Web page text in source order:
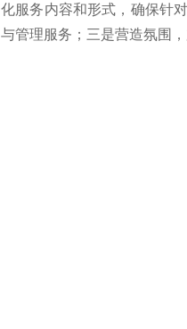
化服务内容和形式，确保针
与管理服务；三是营造氛围